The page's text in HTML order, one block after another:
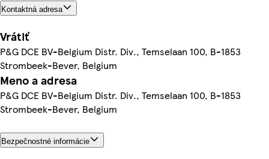
Kontaktná adresa
Vrátiť
P&G DCE BV-Belgium Distr. Div., Temselaan 100, B-1853
Strombeek-Bever, Belgium
Meno a adresa
P&G DCE BV-Belgium Distr. Div., Temselaan 100, B-1853
Strombeek-Bever, Belgium
Bezpečnostné informácie